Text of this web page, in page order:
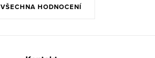
VŠECHNA HODNOCENÍ